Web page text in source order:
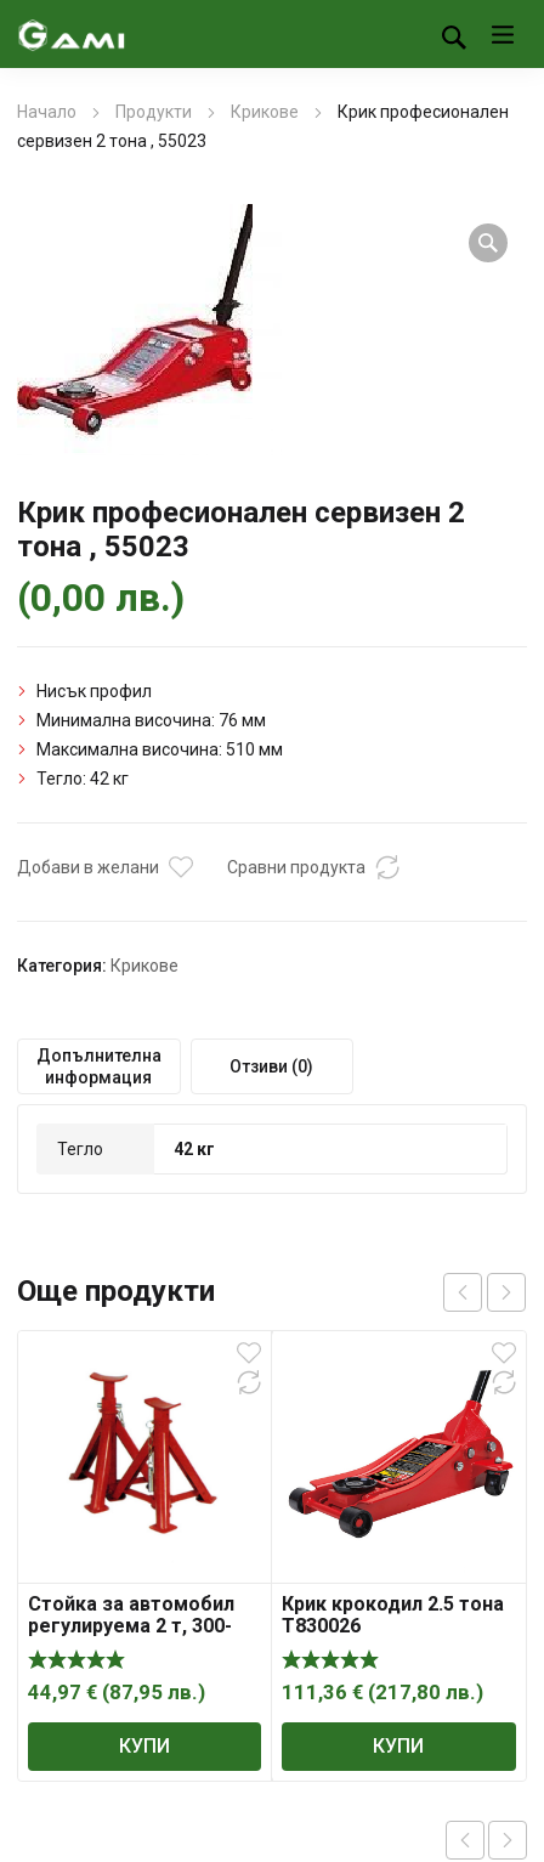
Начало Продукти Крикове
Крик професионален
сервизен 2 тона , 55023
Крик професионален сервизен 2
тона , 55023
(0,00 лв.)
Нисък профил
Минимална височина: 76 мм
Максимална височина: 510 мм
Тегло: 42 кг
Добави в желани Сравни продукта
Категория: Крикове
Допълнителна
информация
Отзиви (0)
Тегло 42 кг
Още продукти
Стойка за автомобил
регулируема 2 т, 300-
440 мм , Bonezzi
44,97 € (87,95 лв.)
КУПИ
Крик крокодил 2.5 тона
Т830026
111,36€ (217,80лв.)
КУПИ